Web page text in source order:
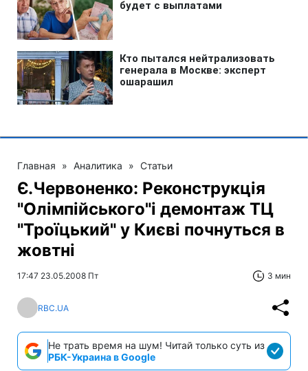
Главная » Аналитика » Статьи
Є.Червоненко: Реконструкція
"Олімпійського"і демонтаж ТЦ
"Троїцький" у Києві почнуться в
жовтні
17:47 23.05.2008 Пт 3 мин
RBC.UA
Не трать время на шум! Читай только суть из
РБК-Украина в Google